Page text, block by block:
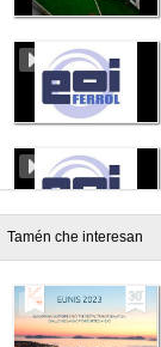
Tamén che interesan